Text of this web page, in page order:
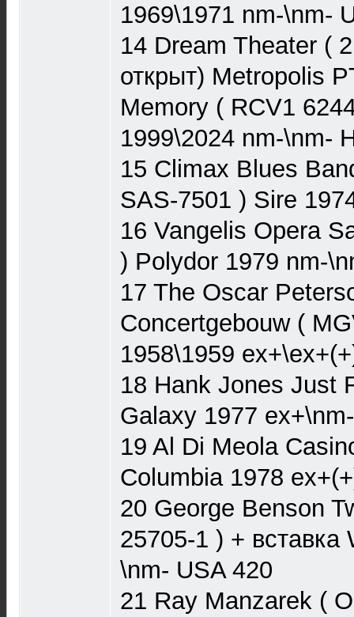
1969\1971 nm-\nm-
14 Dream Theater (
открыт) Metropolis
Memory ( RCV1
1999\2024 nm-\nm-
15 Climax Blues
SAS-7501 ) Sire
16 Vangelis Opera
) Polydor 1979 nm-
17 The Oscar
Concertgebouw (
1958\1959
18 Hank Jones Just
Galaxy 1977
19 Al Di Meola
Columbia 1978
20 George Benson
25705-1 ) +
\nm- USA 420
21 Ray Manzarek (